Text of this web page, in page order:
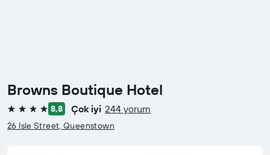
Browns Boutique Hotel
4 yıldız 8,8 Çok iyi 244 yorum
26 Isle Street, Queenstown